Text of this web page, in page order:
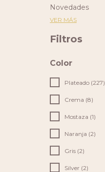
Novedades
VER MÁS
Filtros
Color
Plateado (227)
Crema (8)
Mostaza (1)
Naranja (2)
Gris (2)
Silver (2)